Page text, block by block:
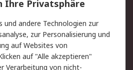
Lieferlösungen
Kontakt
Privatkunden
Ihre Privatsphäre
und andere Technologien zur
zur Personalisierung und
auf Websites von
auf "Alle akzeptieren"
Verarbeitung von nicht-